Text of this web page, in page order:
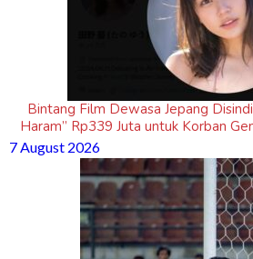
Bintang Film Dewasa Jepang
Haram” Rp339 Juta untuk Korban
7 August 2026